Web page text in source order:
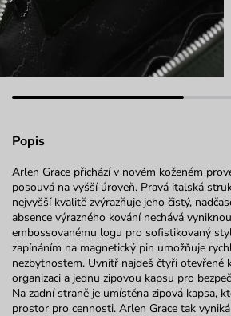
Popis
Arlen Grace přichází v novém koženém
posouvá na vyšší úroveň. Pravá italská
nejvyšší kvalitě zvýrazňuje jeho čistý,
absence výrazného kování nechává
embossovanému logu pro sofistikovaný
zapínáním na magnetický pin umožňuje
nezbytnostem. Uvnitř najdeš čtyři otevřené
organizaci a jednu zipovou kapsu pro
Na zadní straně je umístěna zipová kapsa,
prostor pro cennosti. Arlen Grace tak